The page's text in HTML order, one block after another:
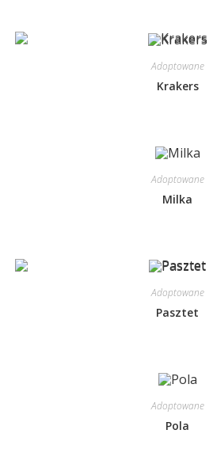
Adoptowane
Krakers
Adoptowane
Milka
Adoptowane
Pasztet
Adoptowane
Pola